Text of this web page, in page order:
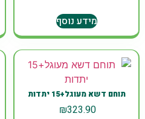
מידע נוסף
תוחם דשא מעוגל+15 יתדות
₪323.90